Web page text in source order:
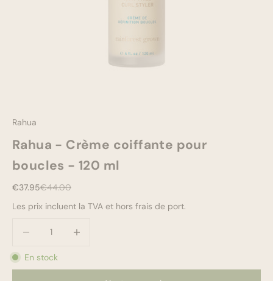
Rahua
Rahua - Crème coiffante pour
boucles - 120 ml
Prix de vente
€37.95Prix normal
€44.00
Les prix incluent la TVA et hors frais de port.
En stock